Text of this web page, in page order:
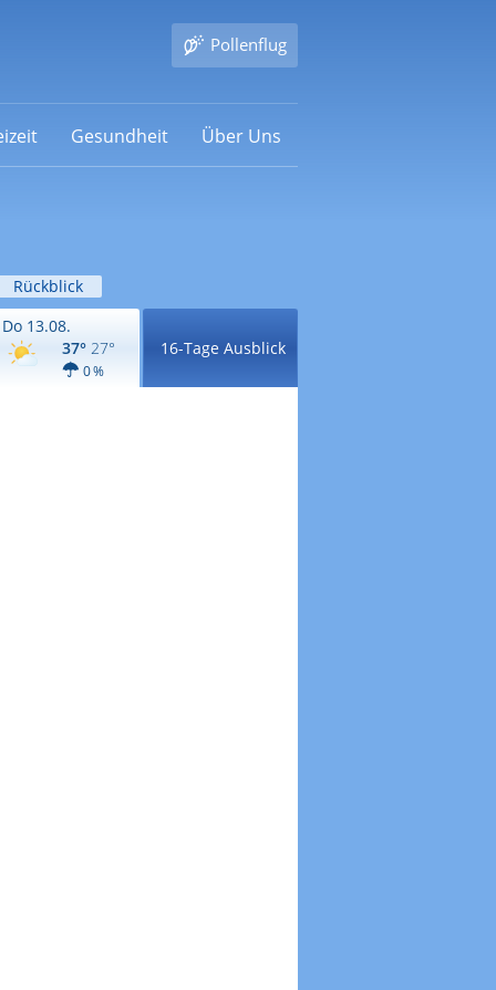
Pollenflug
Gesundheit Über Uns
Rückblick
Do 13.08.
37° 27°
0 %
16-Tage Ausblick